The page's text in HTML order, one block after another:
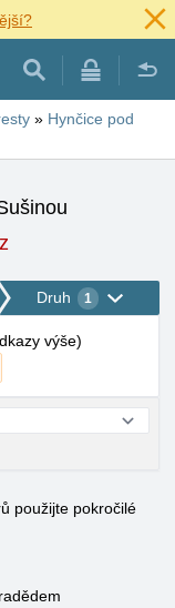
» Hynčice pod
Druh 1
výše)
použijte pokročilé